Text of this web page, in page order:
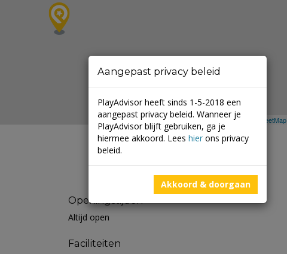
Leaflet | ©Mapbox © OpenStreetMap
Openingstijden
Altijd open
Faciliteiten
Aangepast privacy beleid
PlayAdvisor heeft sinds 1-5-2018 een
aangepast privacy beleid. Wanneer je
PlayAdvisor blijft gebruiken, ga je
hiermee akkoord. Lees hier ons privacy
beleid.
Akkoord & doorgaan